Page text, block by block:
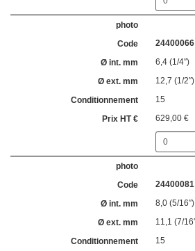
24400066
6,4 (1/4″)
12,7 (1/2″)
15
629,00 €
24400081
8,0 (5/16″)
11,1 (7/
15